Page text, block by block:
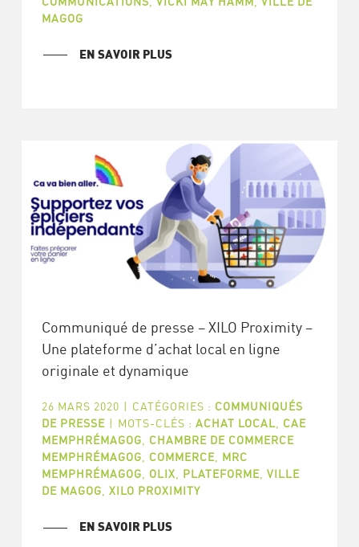
MAGOG
EN SAVOIR PLUS
Communiqué de presse – XILO Proximity –
Une plateforme d’achat local en ligne
originale et dynamique
26 MARS 2020 | CATÉGORIES : COMMUNIQUÉS
DE PRESSE | MOTS-CLÉS : ACHAT LOCAL
CAE
MEMPHRÉMAGOG
CHAMBRE DE COMMERCE
MEMPHRÉMAGOG
COMMERCE, MRC
MEMPHRÉMAGOG
OLIX PLATEFORME, VILLE
DE MAGOG XILO PROXIMITY
EN SAVOIR PLUS